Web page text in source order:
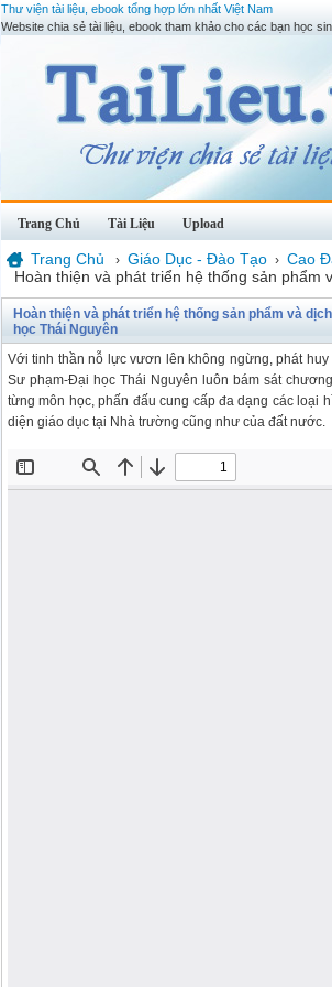
Thư viện tài liệu, ebook tổng hợp lớn nhất Việt Nam
Website chia sẻ tài liệu, ebook tham khảo cho các bạn học
Trang Chủ Tài Liệu Upload
Trang Chủ › Giáo Dục - Đào Tạo › Cao
Hoàn thiện và phát triển hệ thống sản
Hoàn thiện và phát triển hệ thống sản phẩm và
học Thái Nguyên
Với tinh thần nỗ lực vươn lên không ngừng, phát
Sư phạm-Đại học Thái Nguyên luôn bám sát
từng môn học, phấn đấu cung cấp đa dạng các loại
diện giáo dục tại Nhà trường cũng như của đất nước.